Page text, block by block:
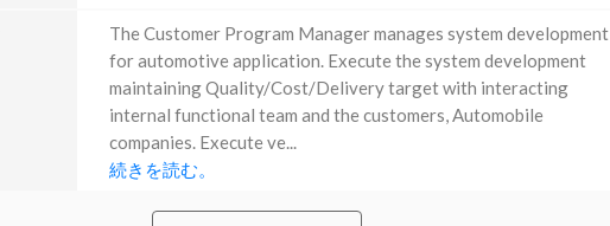
The Customer Program Manager manages system development
for automotive application. Execute the system development
maintaining Quality/Cost/Delivery target with interacting
internal functional team and the customers, Automobile
companies. Execute ve...
続きを読む。